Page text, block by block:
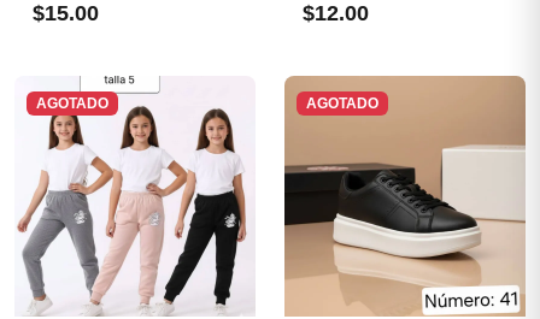
$15.00 $12.00
AGOTADO AGOTADO